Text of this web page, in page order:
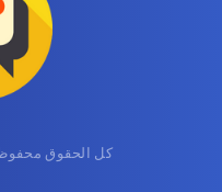
كل الحقوق